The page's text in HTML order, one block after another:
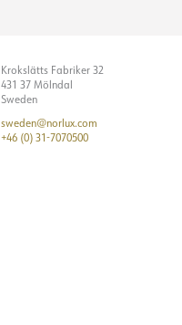
Krokslätts Fabriker 32
431 37 Mölndal
Sweden
sweden@norlux.com
+46 (0) 31-7070500